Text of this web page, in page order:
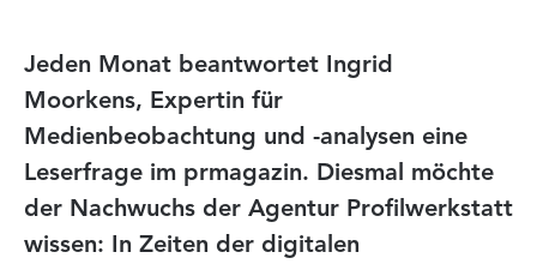
Jeden Monat beantwortet Ingrid
Moorkens, Expertin für
Medienbeobachtung und -analysen eine
Leserfrage im prmagazin. Diesmal möchte
der Nachwuchs der Agentur Profilwerkstatt
wissen: In Zeiten der digitalen